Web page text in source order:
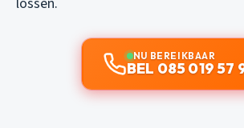
NU BEREIKBAAR
BEL 085 019 57